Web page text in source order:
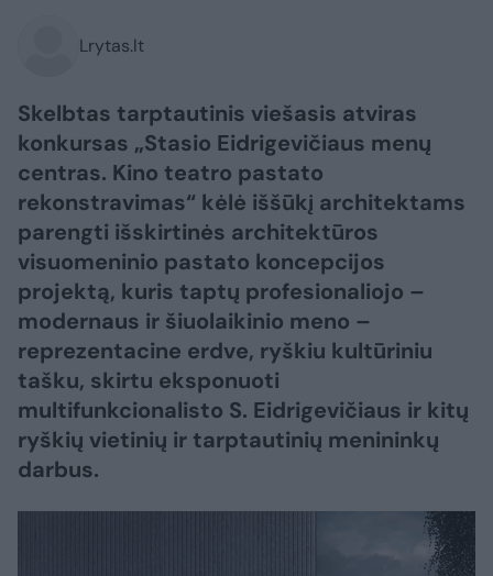
Lrytas.lt
Skelbtas tarptautinis viešasis atviras
konkursas „Stasio Eidrigevičiaus menų
centras. Kino teatro pastato
rekonstravimas“ kėlė iššūkį architektams
parengti išskirtinės architektūros
visuomeninio pastato koncepcijos
projektą, kuris taptų profesionaliojo –
modernaus ir šiuolaikinio meno –
reprezentacine erdve, ryškiu kultūriniu
tašku, skirtu eksponuoti
multifunkcionalisto S. Eidrigevičiaus ir kitų
ryškių vietinių ir tarptautinių menininkų
darbus.